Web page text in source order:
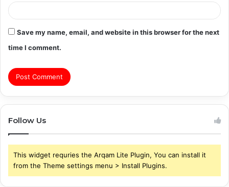
Save my name, email, and website in this browser for the next
time I comment.
Follow Us
This widget requries the Arqam Lite Plugin, You can install it
from the Theme settings menu > Install Plugins.